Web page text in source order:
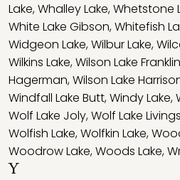
Lake,Whalley Lake,Whetstone
White Lake Gibson,Whitefish
Widgeon Lake,Wilbur Lake,
Wilkins Lake,Wilson Lake Franklin
Hagerman,Wilson Lake
Windfall Lake Butt,Windy Lake,
Wolf Lake Joly,Wolf Lake
Wolfish Lake,Wolfkin Lake,
Woodrow Lake,Woods Lake,
Y